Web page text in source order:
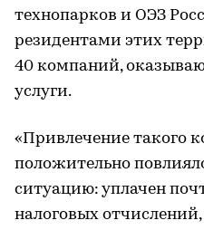
технопарков и ОЭЗ
резидентами этих
40 компаний,
услуги.
«Привлечение такого
положительно
ситуацию: уплачен
налоговых отчислений,